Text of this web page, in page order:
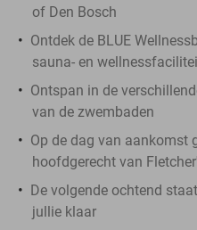
of Den Bosch
Ontdek de BLUE
sauna- en
Ontspan in de
van de zwembaden
Op de dag van aankomst
hoofdgerecht van
De volgende ochtend
jullie klaar